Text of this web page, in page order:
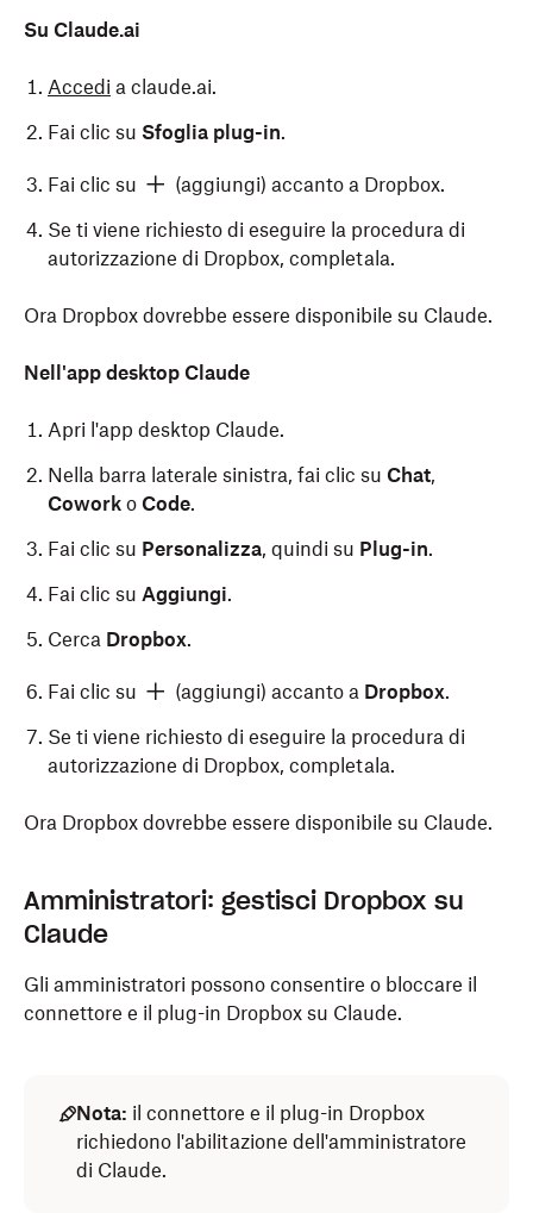
Su Claude.ai
Accedi a claude.ai.
Fai clic su Sfoglia plug-in.
Fai clic su
(aggiungi) accanto a Dropbox.
Se ti viene richiesto di eseguire la procedura di
autorizzazione di Dropbox, completala.
Ora Dropbox dovrebbe essere disponibile su Claude.
Nell'app desktop Claude
Apri l'app desktop Claude.
Nella barra laterale sinistra, fai clic su Chat,
Cowork o Code.
Fai clic su Personalizza, quindi su Plug-in.
Fai clic su Aggiungi.
Cerca Dropbox.
Fai clic su (aggiungi) accanto a Dropbox.
Se ti viene richiesto di eseguire la procedura di
autorizzazione di Dropbox, completala.
Ora Dropbox dovrebbe essere disponibile su Claude.
Amministratori: gestisci Dropbox su
Claude
Gli amministratori possono consentire o bloccare il
connettore e il plug-in Dropbox su Claude.
Nota: il connettore e il plug-in Dropbox
richiedono l'abilitazione dell'amministratore
di Claude.